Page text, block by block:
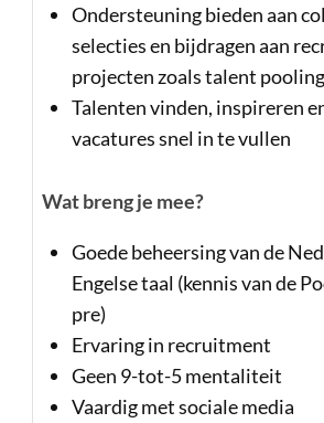
Ondersteuning bieden aan
selecties en bijdragen aan
projecten zoals talent pooling
Talenten vinden, inspireren
vacatures snel in te vullen
Wat breng je mee?
Goede beheersing van de
Engelse taal (kennis van de
pre)
Ervaring in recruitment
Geen 9-tot-5 mentaliteit
Vaardig met sociale media